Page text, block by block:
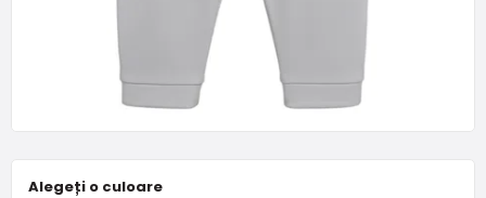
Alegeți o culoare